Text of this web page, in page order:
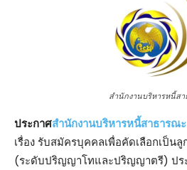
สํานักงานบริหารหนี้ส
ประกาศสำนักงานบริหารหนี้สาธารณะ
เรื่อง รับสมัครบุคคลเพื่อคัดเลือกเป็นลู
(ระดับปริญญาโทและปริญญาตรี) ปร